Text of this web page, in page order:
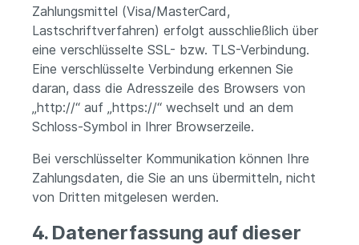
Zahlungsmittel (Visa/MasterCard,
Lastschriftverfahren) erfolgt ausschließlich über
eine verschlüsselte SSL- bzw. TLS-Verbindung.
Eine verschlüsselte Verbindung erkennen Sie
daran, dass die Adresszeile des Browsers von
„http://“ auf „https://“ wechselt und an dem
Schloss-Symbol in Ihrer Browserzeile.
Bei verschlüsselter Kommunikation können Ihre
Zahlungsdaten, die Sie an uns übermitteln, nicht
von Dritten mitgelesen werden.
4. Datenerfassung auf dieser